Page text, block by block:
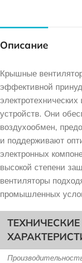
Описание
Крышные
эффективной
устройств. Они
воздухообмен,
и поддерживают
электронных
высокой степени
вентиляторы
промышленных
ТЕХНИЧЕСКИЕ